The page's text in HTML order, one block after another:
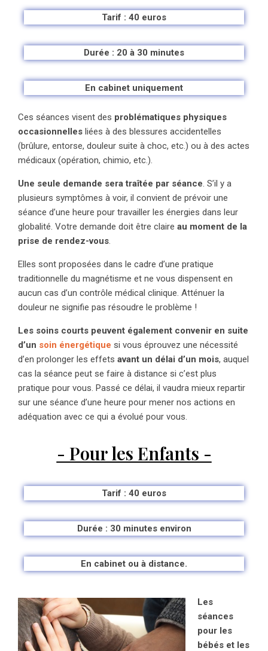
Tarif : 40 euros
Durée : 20 à 30 minutes
En cabinet uniquement
Ces séances visent des problématiques physiques
occasionnelles liées à des blessures accidentelles
(brûlure, entorse, douleur suite à choc, etc.) ou à des actes
médicaux (opération, chimio, etc.).
Une seule demande sera traîtée par séance. S’il y a
plusieurs symptômes à voir, il convient de prévoir une
séance d’une heure pour travailler les énergies dans leur
globalité. Votre demande doit être claire au moment de la
prise de rendez-vous.
Elles sont proposées dans le cadre d’une pratique
traditionnelle du magnétisme et ne vous dispensent en
aucun cas d’un contrôle médical clinique. Atténuer la
douleur ne signifie pas résoudre le problème !
Les soins courts peuvent également convenir en suite
d’un soin énergétique si vous éprouvez une nécessité
d’en prolonger les effets avant un délai d’un mois, auquel
cas la séance peut se faire à distance si c’est plus
pratique pour vous. Passé ce délai, il vaudra mieux repartir
sur une séance d’une heure pour mener nos actions en
adéquation avec ce qui a évolué pour vous.
- Pour les Enfants -
Tarif : 40 euros
Durée : 30 minutes environ
En cabinet ou à distance.
Les
séances
pour les
bébés et les